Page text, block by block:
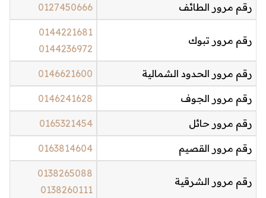
رقم مرور الطائف 0127450666
رقم مرور تبوك
0144221681
0144236972
رقم مرور الحدود الشمالية 0146621600
رقم مرور الجوف 0146241628
رقم مرور حائل 0165321454
رقم مرور القصيم 0163814604
رقم مرور الشرقية
0138265088
0138260111